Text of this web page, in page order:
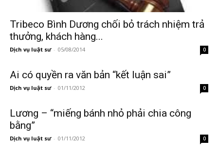
Tribeco Bình Dương chối bỏ trách nhiệm trả
thưởng, khách hàng...
Dịch vụ luật sư - 05/08/2014 0
Ai có quyền ra văn bản “kết luận sai”
Dịch vụ luật sư - 01/11/2012 0
Lương – “miếng bánh nhỏ phải chia công
bằng”
Dịch vụ luật sư - 01/11/2012 0